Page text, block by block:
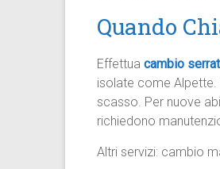
Quando
Effettua cambio
isolate come Alpette.
scasso. Per nuove
richiedono
Altri servizi: cambio